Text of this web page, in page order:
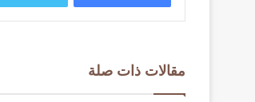
مقالات ذات صلة